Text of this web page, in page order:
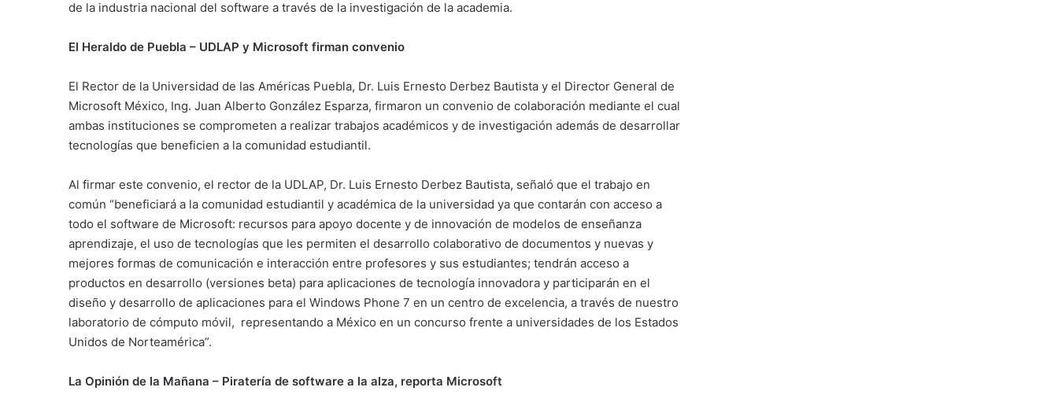
de la industria nacional del software a través de la investigación de la academia.
El Heraldo de Puebla – UDLAP y Microsoft firman convenio
El Rector de la Universidad de las Américas Puebla, Dr. Luis Ernesto Derbez Bautista y el Director General de
Microsoft México, Ing. Juan Alberto González Esparza, firmaron un convenio de colaboración mediante el cual
ambas instituciones se comprometen a realizar trabajos académicos y de investigación además de desarrollar
tecnologías que beneficien a la comunidad estudiantil.
Al firmar este convenio, el rector de la UDLAP, Dr. Luis Ernesto Derbez Bautista, señaló que el trabajo en
común “beneficiará a la comunidad estudiantil y académica de la universidad ya que contarán con acceso a
todo el software de Microsoft: recursos para apoyo docente y de innovación de modelos de enseñanza
aprendizaje, el uso de tecnologías que les permiten el desarrollo colaborativo de documentos y nuevas y
mejores formas de comunicación e interacción entre profesores y sus estudiantes; tendrán acceso a
productos en desarrollo (versiones beta) para aplicaciones de tecnología innovadora y participarán en el
diseño y desarrollo de aplicaciones para el Windows Phone 7 en un centro de excelencia, a través de nuestro
laboratorio de cómputo móvil, representando a México en un concurso frente a universidades de los Estados
Unidos de Norteamérica”.
La Opinión de la Mañana – Piratería de software a la alza, reporta Microsoft